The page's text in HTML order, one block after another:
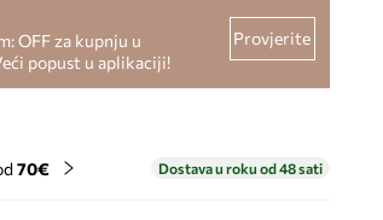
OFF za kupnju u
popust u aplikaciji!
Provjerite
70€ Dostava u roku od 48 sati